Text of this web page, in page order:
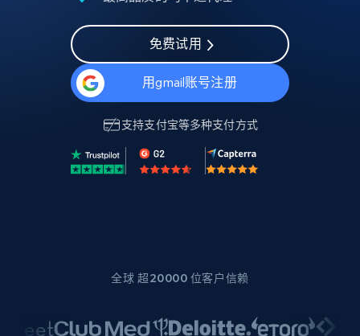
免费试用
用gmail账号注册
支持支付宝等多种支付方式
全球 超20000 位客户信赖